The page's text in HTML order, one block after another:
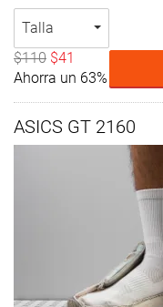
Talla
$110 $41
Ahorra un 63%
ASICS GT 2160